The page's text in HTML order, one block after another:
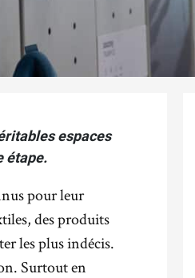
espaces
étape.
pour leur
des produits
les plus indécis.
Surtout en